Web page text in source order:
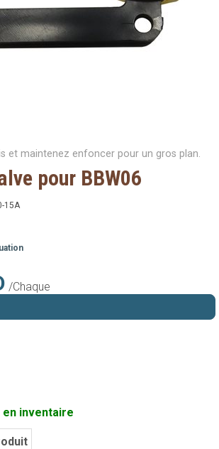
et maintenez enfoncer pour un gros plan.
pour BBW06
15A
/Chaque
inventaire